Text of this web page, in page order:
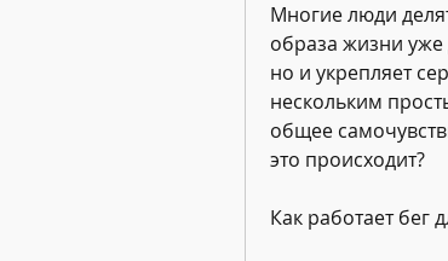
Многие люди
образа жизни уже
но и укрепляет
нескольким
общее
это происходит?
Как работает бег